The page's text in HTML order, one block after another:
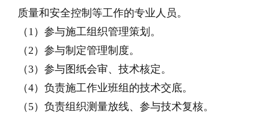
质量和安全控制等工作的专业人员。
（1）参与施工组织管理策划。
（2）参与制定管理制度。
（3）参与图纸会审、技术核定。
（4）负责施工作业班组的技术交底。
（5）负责组织测量放线、参与技术复核。